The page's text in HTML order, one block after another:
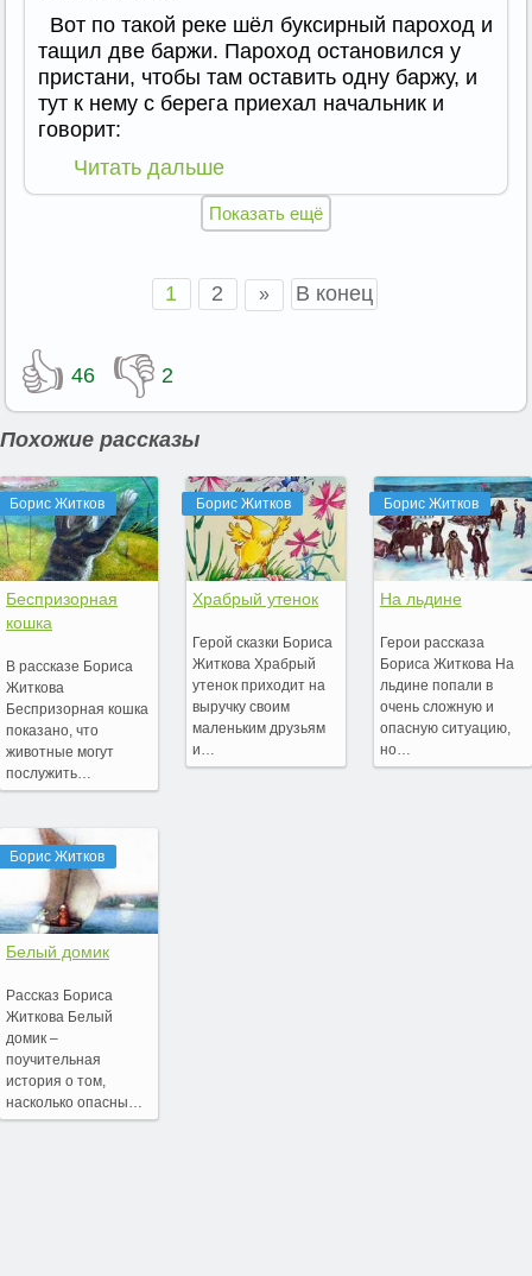
Вот по такой реке шёл буксирный пароход и
тащил две баржи. Пароход остановился у
пристани, чтобы там оставить одну баржу, и
тут к нему с берега приехал начальник и
говорит:
Читать дальше
Показать ещё
1 2 » В конец
👍 46 👎 2
Похожие рассказы
Борис Житков
Беспризорная
кошка
В рассказе Бориса
Житкова
Беспризорная кошка
показано, что
животные могут
послужить…
Борис Житков
Белый домик
Рассказ Бориса
Житкова Белый
домик –
поучительная
история о том,
насколько опасны…
Борис Житков
Храбрый утенок
Герой сказки Бориса
Житкова Храбрый
утенок приходит на
выручку своим
маленьким друзьям
и…
Борис Житков
На льдине
Герои рассказа
Бориса Житкова На
льдине попали в
очень сложную и
опасную ситуацию,
но…